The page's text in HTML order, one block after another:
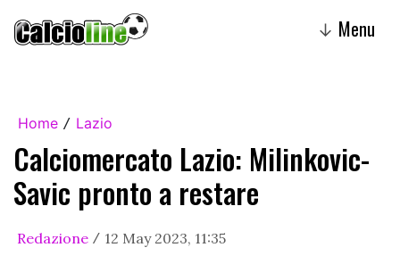
↓ Menu
Home / Lazio
Calciomercato Lazio: Milinkovic-
Savic pronto a restare
Redazione / 12 May 2023, 11:35